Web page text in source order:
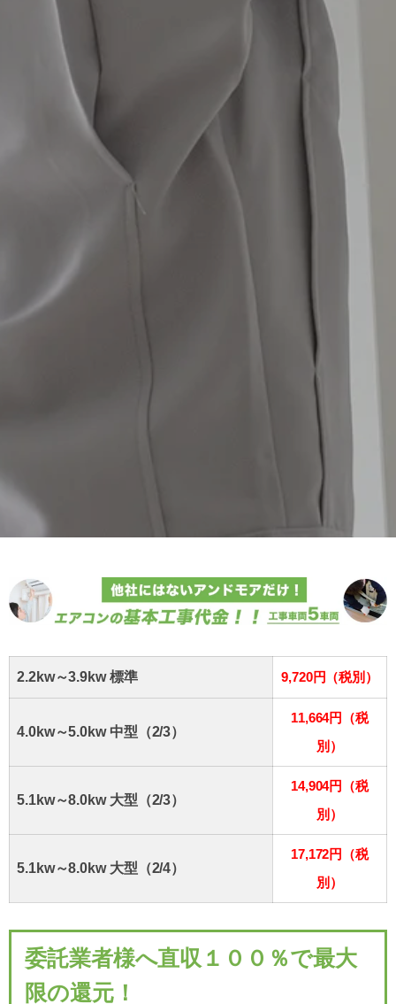
2.2kw～3.9kw 標準 9,720円（税別）
4.0kw～5.0kw 中型（2/3）
11,664円（税
別）
5.1kw～8.0kw 大型（2/3）
14,904円（税
別）
5.1kw～8.0kw 大型（2/4）
17,172円（税
別）
委託業者様へ直収１００％で最大
限の還元！